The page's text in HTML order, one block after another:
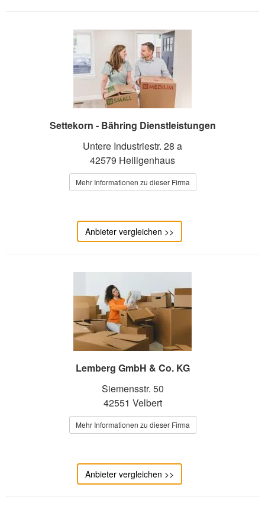
Settekorn - Bähring Dienstleistungen
Untere Industriestr. 28 a
42579 Heiligenhaus
Mehr Informationen zu dieser Firma
Anbieter vergleichen >>
Lemberg GmbH & Co. KG
Siemensstr. 50
42551 Velbert
Mehr Informationen zu dieser Firma
Anbieter vergleichen >>